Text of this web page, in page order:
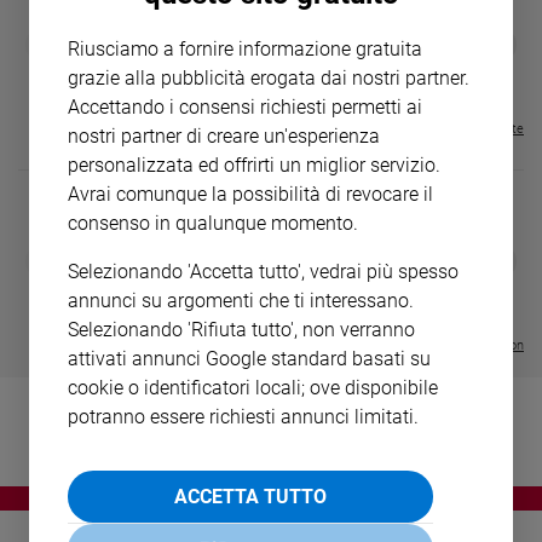
Volontariato
Aziende
settimana
Migranti
Diversità
Cultura
e
spettacoli
€ 34,80 € 21,90 37%
€ 104,00 € 83,00 20%
€ 16,99
Visualizza tutte le riviste
LE GRANDI BASILICHE ITALIANE
- VOL DA 1 AL 5
€ 8,90
- € 8,90
Visualizza tutte le collection
Riusciamo a fornire informazione gratuita
grazie alla pubblicità erogata dai nostri partner.
Accettando i consensi richiesti permetti ai
nostri partner di creare un'esperienza
personalizzata ed offrirti un miglior servizio.
Avrai comunque la possibilità di revocare il
consenso in qualunque momento.
Selezionando 'Accetta tutto', vedrai più spesso
annunci su argomenti che ti interessano.
Selezionando 'Rifiuta tutto', non verranno
attivati annunci Google standard basati su
cookie o identificatori locali; ove disponibile
potranno essere richiesti annunci limitati.
ACCETTA TUTTO